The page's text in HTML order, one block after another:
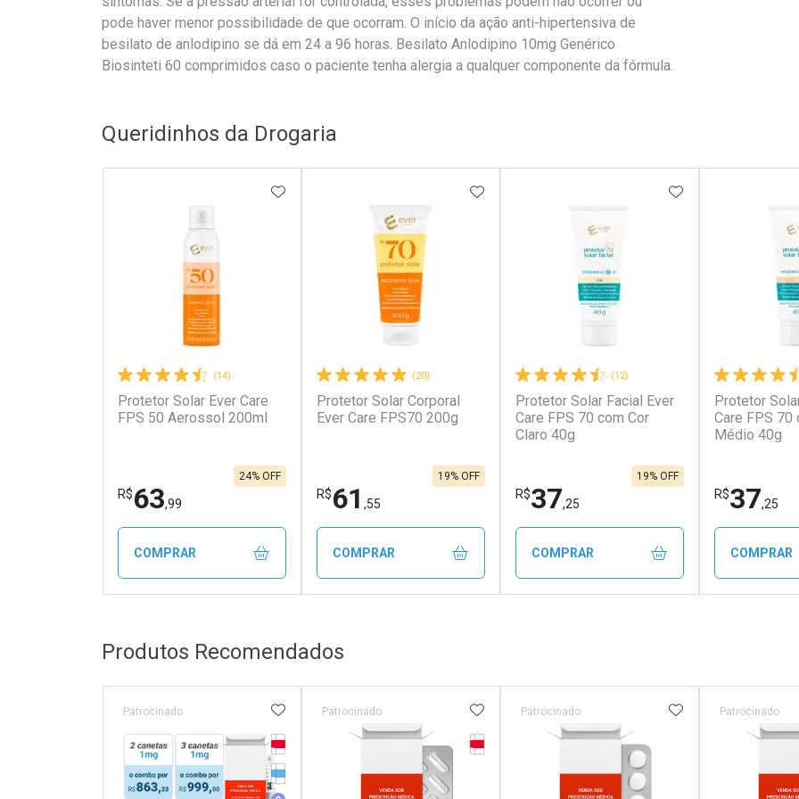
pode haver menor possibilidade de que ocorram. O início da ação anti-hipertensiva de
besilato de anlodipino se dá em 24 a 96 horas. Besilato Anlodipino 10mg Genérico
Biosinteti 60 comprimidos caso o paciente tenha alergia a qualquer componente da fórmula.
Queridinhos da Drogaria
(14)
Protetor Solar Ever Care
FPS 50 Aerossol 200ml
R$63,99
24% OFF
ADICIONAR AOS FAVORITOS
COMPRAR
Laboratório
Por Menos
(20)
Protetor Solar Corporal
Ever Care FPS70 200g
R$61 ,55
19% OFF
ADICIONAR AOS FAVORITOS
COMPRAR
Laboratório
Por Menos
(12)
Protetor Solar Facial Ever
Care FPS 70 com Cor
Claro 40g
R$37,25
19% OFF
ADICIONAR AOS
COMPRAR
Protetor
Care FPS 70
Médio 40g
R$37,25
COMPRAR
Produtos Recomendados
Tarja Vermelha
Medicamento Refrigerado
Patrocinado ADICIONAR AOS FAVORITOS
Tarja Vermelha
Patrocinado ADICIONAR AOS FAVORITOS
Patrocinado ADICIONAR AOS
Patrocinado